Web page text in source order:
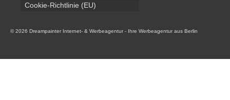
Cookie-Richtlinie (EU)
© 2026 Dreampainter Internet- & Werbeagentur - Ihre Werbeagentur aus Berlin